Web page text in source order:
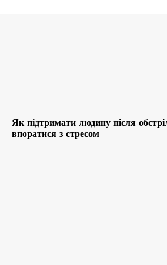
Як підтримати людину після
впоратися з стресом